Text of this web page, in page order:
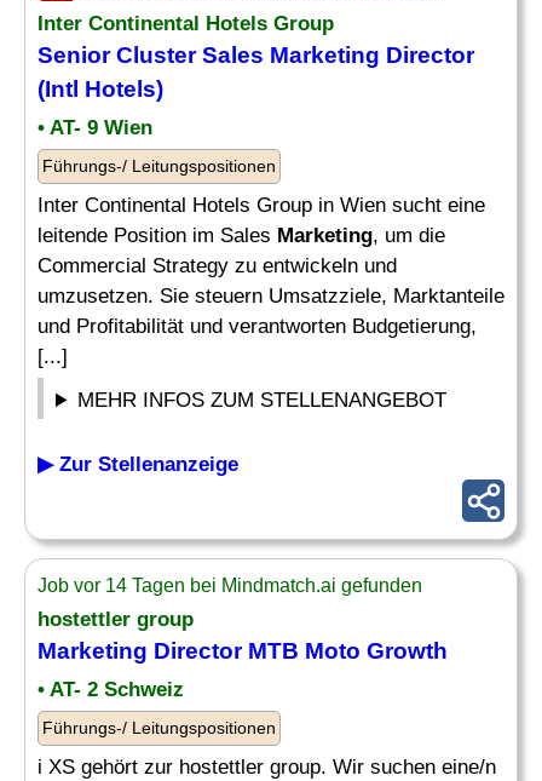
Inter Continental Hotels Group
Senior Cluster Sales Marketing Director
(Intl Hotels)
• AT- 9 Wien
Führungs-/ Leitungspositionen
Inter Continental Hotels Group in Wien sucht eine
leitende Position im Sales Marketing, um die
Commercial Strategy zu entwickeln und
umzusetzen. Sie steuern Umsatzziele, Marktanteile
und Profitabilität und verantworten Budgetierung,
[...]
MEHR INFOS ZUM STELLENANGEBOT
▶ Zur Stellenanzeige
Job vor 14 Tagen bei Mindmatch.ai gefunden
hostettler group
Marketing DirectorMTB Moto Growth
• AT- 2 Schweiz
Führungs-/ Leitungspositionen
i XS gehört zur hostettler group. Wir suchen eine/n